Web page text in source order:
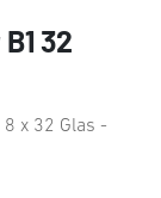
32
x 32 Glas -